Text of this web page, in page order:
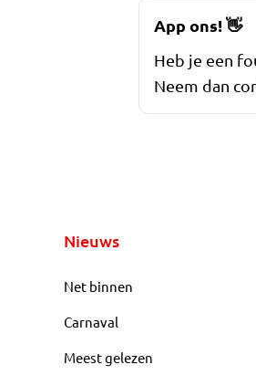
App ons!👋
Heb je een
Neem dan
Nieuws
Net binnen
Carnaval
Meest gelezen